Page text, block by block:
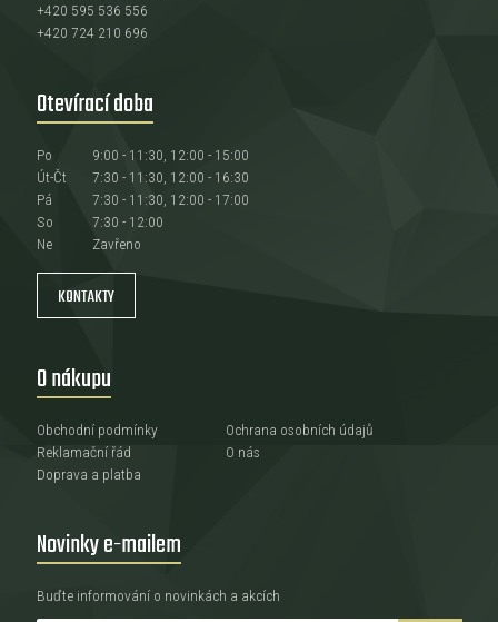
+420 595 536 556
+420 724 210 696
Otevírací doba
Po
9:00 - 11:30, 12:00 - 15:00
Út-Čt
7:30 - 11:30, 12:00 - 16:30
Pá
7:30 - 11:30, 12:00 - 17:00
So
7:30 - 12:00
Ne
Zavřeno
KONTAKTY
O nákupu
Obchodní podmínky
Reklamační řád
Doprava a platba
Ochrana osobních údajů
O nás
Novinky e-mailem
Buďte informování o novinkách a akcích